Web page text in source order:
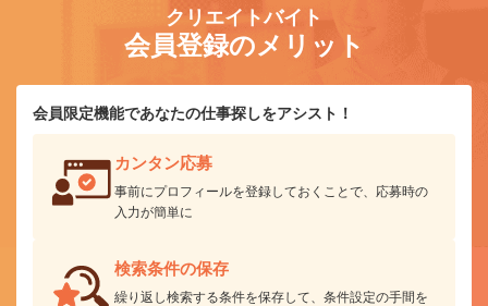
クリエイトバイト
会員登録のメリット
会員限定機能であなたの仕事探しをアシスト！
カンタン応募
事前にプロフィールを登録しておくことで、応募時の
入力が簡単に
検索条件の保存
繰り返し検索する条件を保存して、条件設定の手間を